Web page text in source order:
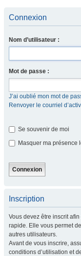
Connexion
Nom d’utilisateur :
Mot de passe :
J’ai oublié mon mot de
Renvoyer le courriel
Se souvenir de moi
Masquer ma présence
Inscription
Vous devez être inscrit
rapide. Elle vous permet
autres utilisateurs.
Avant de vous inscrire,
conditions d’utilisation et